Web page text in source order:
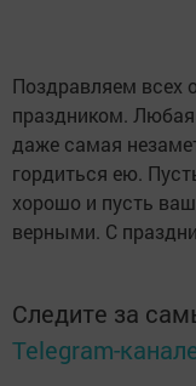
Поздравляем всех
праздником.
даже самая
гордиться ею.
хорошо и пусть
верными. С
Следите за
Telegram-